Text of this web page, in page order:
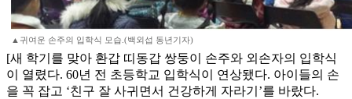
▲귀여운 손주의 입학식 모습.(백외섭 동년기자)
[새 학기를 맞아 환갑 띠동갑 쌍둥이 손주와 외손자의 입학식
이 열렸다. 60년 전 초등학교 입학식이 연상됐다. 아이들의 손
을 꼭 잡고 ‘친구 잘 사귀면서 건강하게 자라기’를 바랐다.